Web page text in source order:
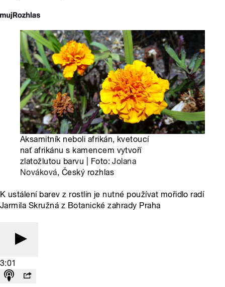
Aksamitník neboli afrikán, kvetoucí
nať afrikánu s kamencem vytvoří
zlatožlutou barvu | Foto:Jolana
Nováková, Český rozhlas
K ustálení barev z rostlin je nutné používat mořidlo radí
Jarmila Skružná z Botanické zahrady Praha
3:01